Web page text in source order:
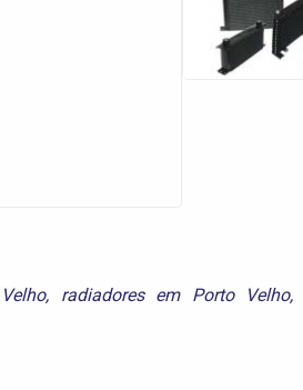
, radiadores em Porto Velho,